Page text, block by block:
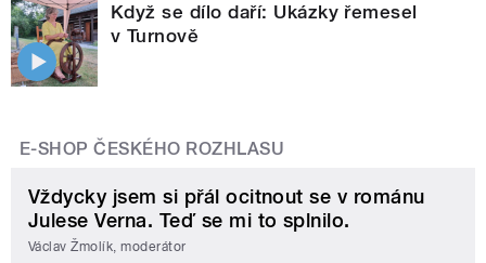
Když se dílo daří: Ukázky řemesel
v Turnově
E-SHOP ČESKÉHO ROZHLASU
Vždycky jsem si přál ocitnout se v románu
Julese Verna. Teď se mi to splnilo.
Václav Žmolík, moderátor